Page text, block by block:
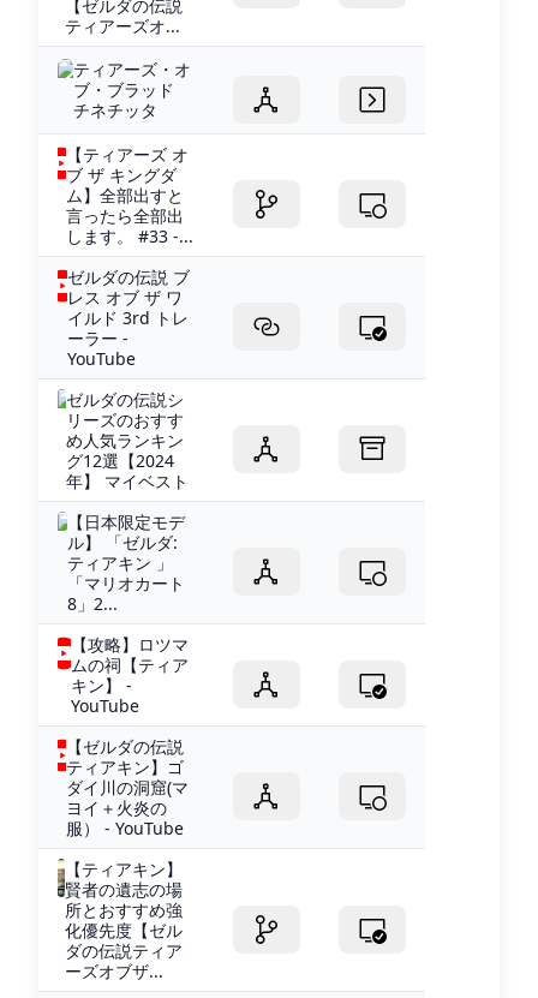
【ゼルダの伝説
ティアーズオ...
ティアーズ・オ
ブ・ブラッド
チネチッタ
【ティアーズ オ
ブ ザ キングダ
ム】全部出すと
言ったら全部出
します。 #33 -...
ゼルダの伝説 ブ
レス オブ ザ ワ
イルド 3rd トレ
ーラー -
YouTube
ゼルダの伝説シ
リーズのおすす
め人気ランキン
グ12選【2024
年】 マイベスト
【日本限定モデ
ル】 「ゼルダ:
ティアキン 」
「マリオカート
8」2...
【攻略】ロツマ
ムの祠【ティア
キン】 -
YouTube
【ゼルダの伝説
ティアキン】ゴ
ダイ川の洞窟(マ
ヨイ＋火炎の
服） - YouTube
【ティアキン】
賢者の遺志の場
所とおすすめ強
化優先度【ゼル
ダの伝説ティア
ーズオブザ...